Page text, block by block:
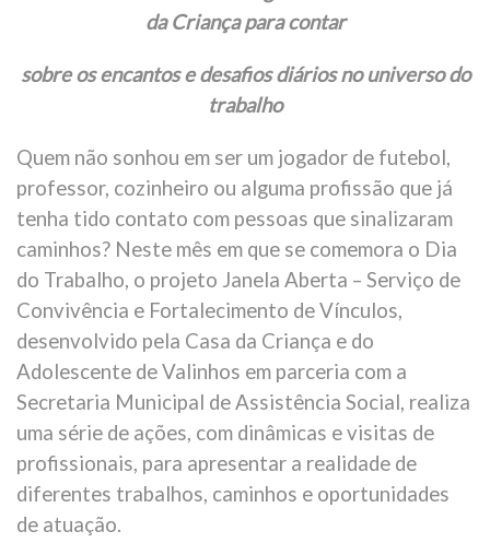
da Criança para contar
sobre os encantos e desafios diários no universo do
trabalho
Quem não sonhou em ser um jogador de futebol,
professor, cozinheiro ou alguma profissão que já
tenha tido contato com pessoas que sinalizaram
caminhos? Neste mês em que se comemora o Dia
do Trabalho, o projeto Janela Aberta – Serviço de
Convivência e Fortalecimento de Vínculos,
desenvolvido pela Casa da Criança e do
Adolescente de Valinhos em parceria com a
Secretaria Municipal de Assistência Social, realiza
uma série de ações, com dinâmicas e visitas de
profissionais, para apresentar a realidade de
diferentes trabalhos, caminhos e oportunidades
de atuação.